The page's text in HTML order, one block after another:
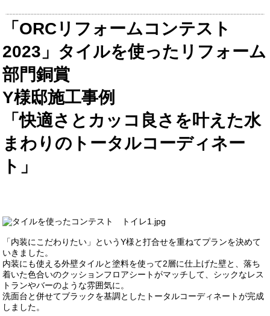
「 ORCリフォームコンテスト
2023 」タイルを使ったリフォーム
部門銅賞
Y様邸施工事例
「快適さとカッコ良さを叶えた水
まわりのトータルコーディネー
ト」
「内装にこだわりたい」というY様と打合せを重ねてプランを決めて
いきました。
内装にも使える外壁タイルと塗料を使って2層に仕上げた壁と、落ち
着いた色合いのクッションフロアシートがマッチして、シックなレス
トランやバーのような雰囲気に。
洗面台と併せてブラックを基調としたトータルコーディネートが完成
しました。